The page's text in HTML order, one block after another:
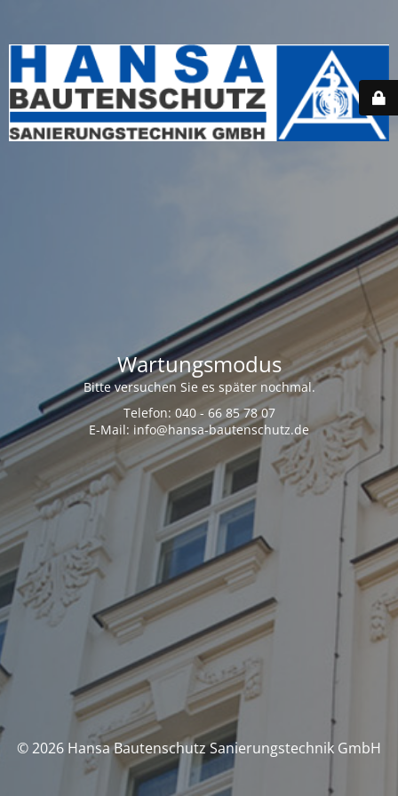
Wartungsmodus
Bitte versuchen Sie es später nochmal.
Telefon: 040 - 66 85 78 07
E-Mail: info@hansa-bautenschutz.de
© 2026 Hansa Bautenschutz Sanierungstechnik GmbH